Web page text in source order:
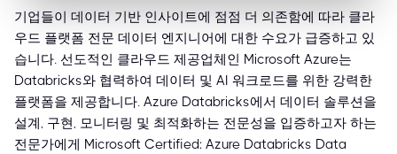
기업들이 데이터 기반 인사이트에 점점 더 의존함에 따라 클라
우드 플랫폼 전문 데이터 엔지니어에 대한 수요가 급증하고 있
습니다. 선도적인 클라우드 제공업체인 Microsoft Azure는
Databricks와 협력하여 데이터 및 AI 워크로드를 위한 강력한
플랫폼을 제공합니다. Azure Databricks에서 데이터 솔루션을
설계, 구현, 모니터링 및 최적화하는 전문성을 입증하고자 하는
전문가에게 Microsoft Certified: Azure Databricks Data